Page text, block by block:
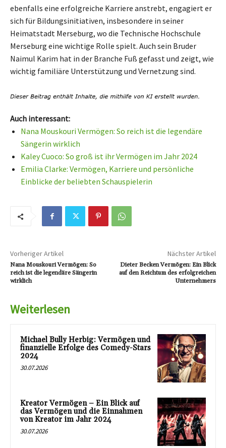
ebenfalls eine erfolgreiche Karriere anstrebt, engagiert er
sich für Bildungsinitiativen, insbesondere in seiner
Heimatstadt Merseburg, wo die Technische Hochschule
Merseburg eine wichtige Rolle spielt. Auch sein Bruder
Naimul Karim hat in der Branche Fuß gefasst und zeigt, wie
wichtig familiäre Unterstützung und Vernetzung sind.
Auch interessant:
Nana Mouskouri Vermögen: So reich ist die legendäre
Sängerin wirklich
Kaley Cuoco: So groß ist ihr Vermögen im Jahr 2024
Emilia Clarke: Vermögen, Karriere und persönliche
Einblicke der beliebten Schauspielerin
Vorheriger Artikel
Nana Mouskouri Vermögen: So
reich ist die legendäre Sängerin
wirklich
Nächster Artikel
Dieter Becken Vermögen: Ein Blick
auf den Reichtum des erfolgreichen
Unternehmers
Weiterlesen
Michael Bully Herbig: Vermögen und
finanzielle Erfolge des Comedy-Stars
2024
30.07.2026
Kreator Vermögen – Ein Blick auf
das Vermögen und die Einnahmen
von Kreator im Jahr 2024
30.07.2026